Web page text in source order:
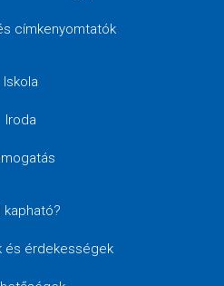
címkenyomtatók
Iskola
Iroda
kapható?
és érdekességek